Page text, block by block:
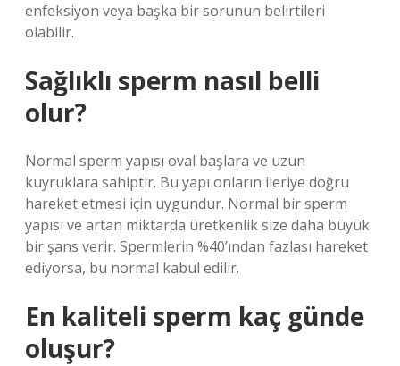
enfeksiyon veya başka bir sorunun belirtileri
olabilir.
Sağlıklı sperm nasıl belli
olur?
Normal sperm yapısı oval başlara ve uzun
kuyruklara sahiptir. Bu yapı onların ileriye doğru
hareket etmesi için uygundur. Normal bir sperm
yapısı ve artan miktarda üretkenlik size daha büyük
bir şans verir. Spermlerin %40’ından fazlası hareket
ediyorsa, bu normal kabul edilir.
En kaliteli sperm kaç günde
oluşur?